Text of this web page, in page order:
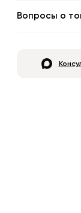
Вопросы о